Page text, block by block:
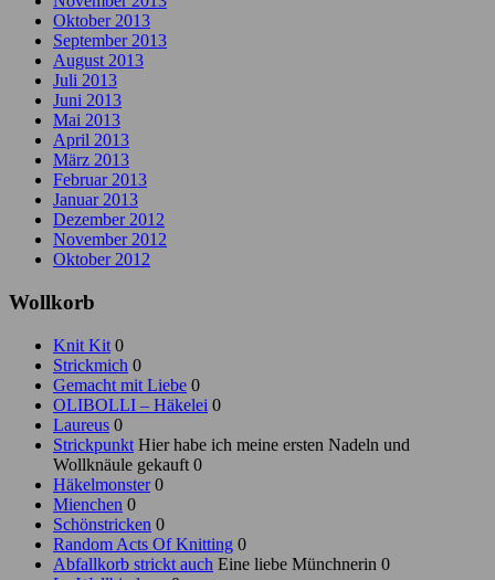
Oktober 2013
September 2013
August 2013
Juli 2013
Juni 2013
Mai 2013
April 2013
März 2013
Februar 2013
Januar 2013
Dezember 2012
November 2012
Oktober 2012
Wollkorb
Knit Kit 0
Strickmich 0
Gemacht mit Liebe 0
OLIBOLLI – Häkelei 0
Laureus 0
Strickpunkt Hier habe ich meine ersten Nadeln und
Wollknäule gekauft 0
Häkelmonster0
Mienchen 0
Schönstricken 0
Random Acts Of Knitting 0
Abfallkorb strickt auch Eine liebe Münchnerin 0